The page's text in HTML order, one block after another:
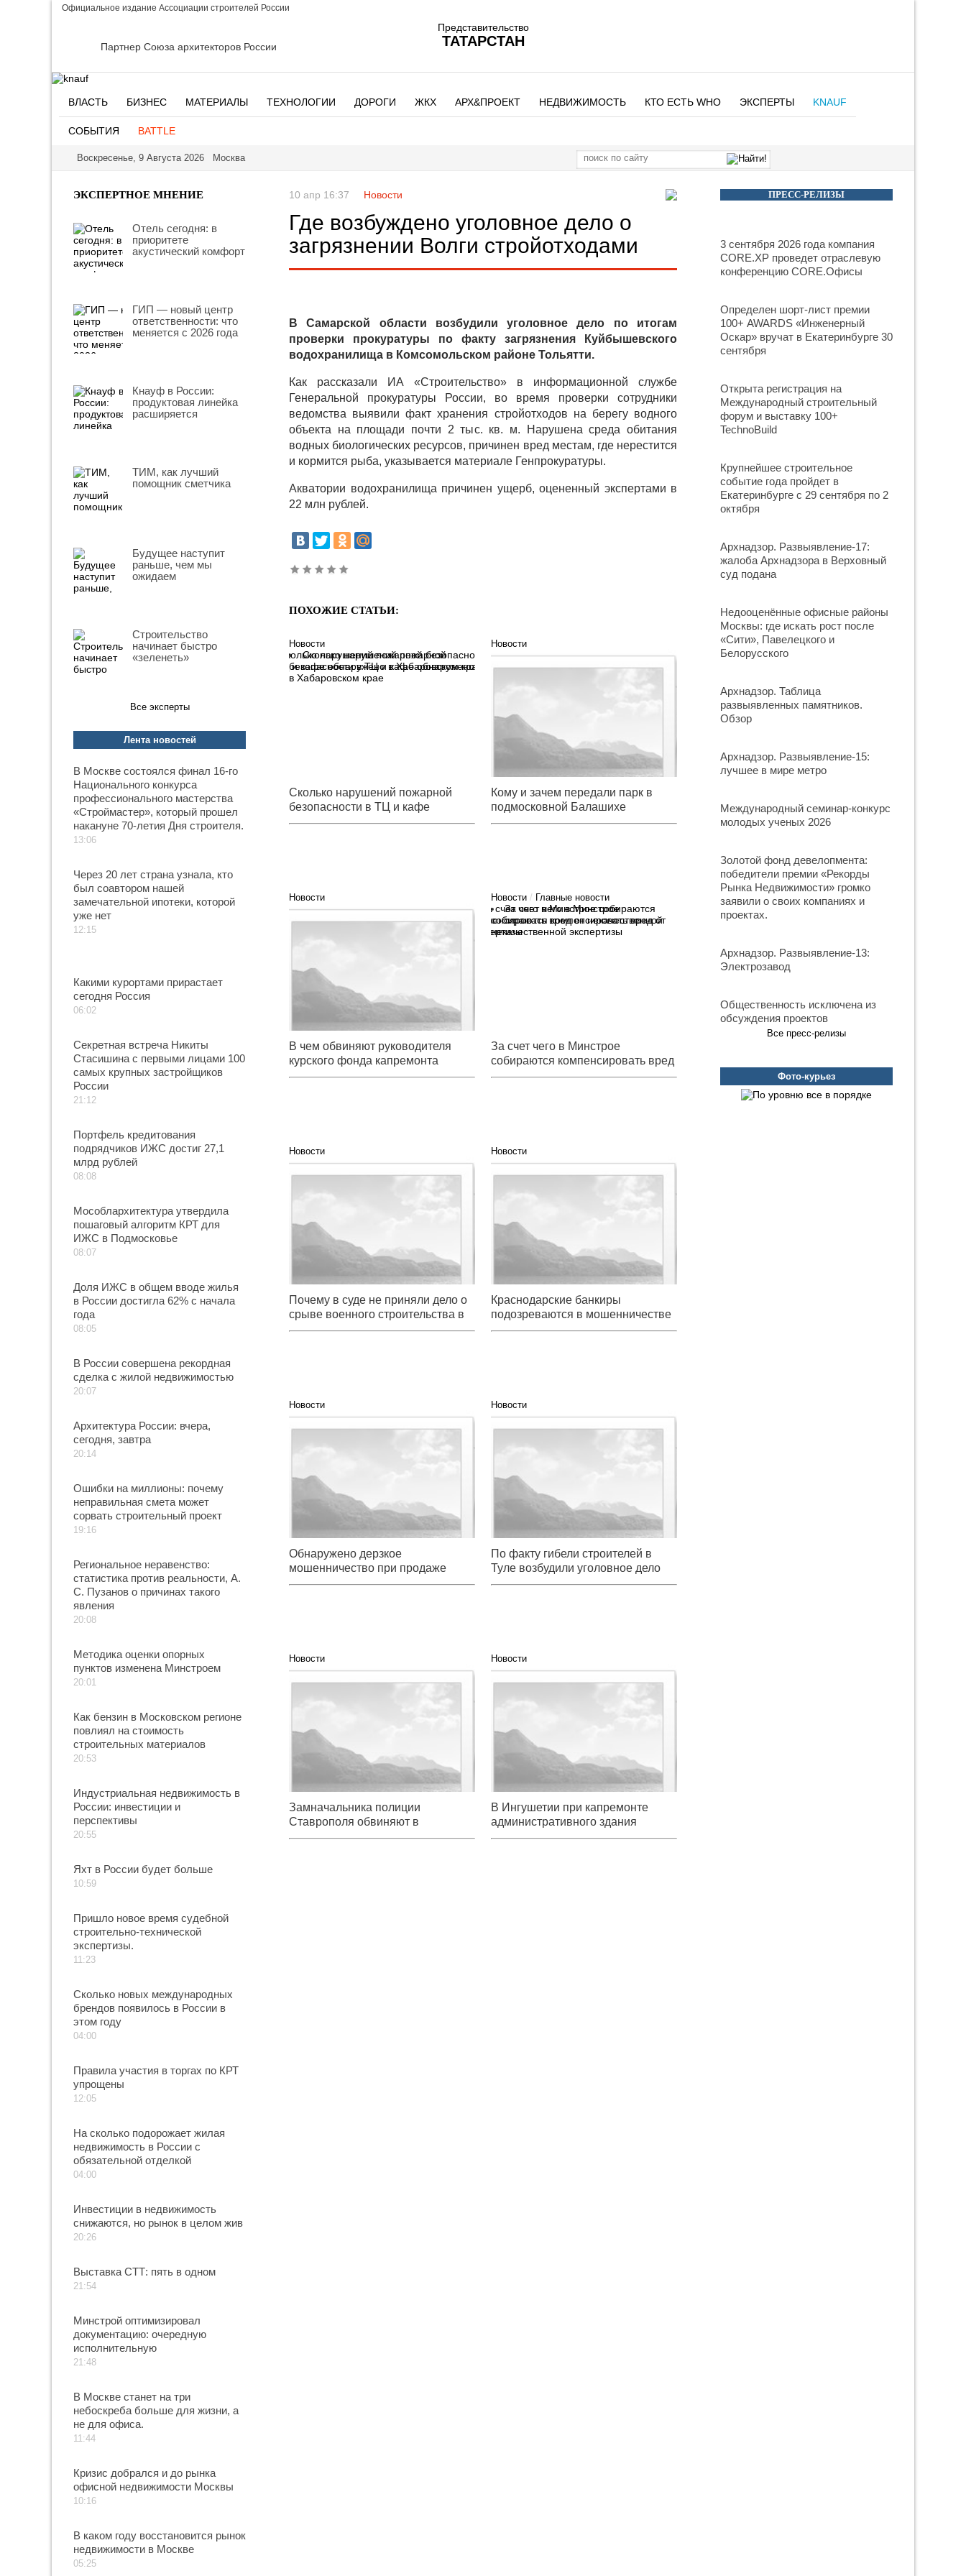
Официальное издание Ассоциации строителей России
Партнер Союза архитекторов России
Представительство
ТАТАРСТАН
ВЛАСТЬ БИЗНЕС МАТЕРИАЛЫ ТЕХНОЛОГИИ ДОРОГИ ЖКХ АРХ&ПРОЕКТ НЕДВИЖИМОСТЬ КТО ЕСТЬ WHO ЭКСПЕРТЫ KNAUF
СОБЫТИЯ BATTLE
Воскресенье, 9 Августа 2026 Москва
ЭКСПЕРТНОЕ МНЕНИЕ
Отель сегодня: в
приоритете
акустический комфорт
ГИП — новый центр
ответственности: что
меняется с 2026 года
Кнауф в России:
продуктовая линейка
расширяется
ТИМ, как лучший
помощник сметчика
Будущее наступит
раньше, чем мы
ожидаем
Строительство
начинает быстро
«зеленеть»
Все эксперты
Лента новостей
В Москве состоялся финал 16-го
Национального конкурса
профессионального мастерства
«Строймастер», который прошел
накануне 70-летия Дня строителя.
13:06
Через 20 лет страна узнала, кто
был соавтором нашей
замечательной ипотеки, которой
уже нет
12:15
Какими курортами прирастает
сегодня Россия
06:02
Секретная встреча Никиты
Стасишина с первыми лицами 100
самых крупных застройщиков
России
21:12
Портфель кредитования
подрядчиков ИЖС достиг 27,1
млрд рублей
08:08
Мособлархитектура утвердила
пошаговый алгоритм КРТ для
ИЖС в Подмосковье
08:07
Доля ИЖС в общем вводе жилья
в России достигла 62% с начала
года
08:05
В России совершена рекордная
сделка с жилой недвижимостью
20:07
Архитектура России: вчера,
сегодня, завтра
20:14
Ошибки на миллионы: почему
неправильная смета может
сорвать строительный проект
19:16
Региональное неравенство:
статистика против реальности, А.
С. Пузанов о причинах такого
явления
20:08
Методика оценки опорных
пунктов изменена Минстроем
20:01
Как бензин в Московском регионе
повлиял на стоимость
строительных материалов
20:53
Индустриальная недвижимость в
России: инвестиции и
перспективы
20:55
Яхт в России будет больше
10:59
Пришло новое время судебной
строительно-технической
экспертизы.
11:23
Сколько новых международных
брендов появилось в России в
этом году
04:00
Правила участия в торгах по КРТ
упрощены
12:05
На сколько подорожает жилая
недвижимость в России с
обязательной отделкой
04:00
Инвестиции в недвижимость
снижаются, но рынок в целом жив
20:26
Выставка СТТ: пять в одном
21:54
Минстрой оптимизировал
документацию: очередную
исполнительную
21:48
В Москве станет на три
небоскреба больше для жизни, а
не для офиса.
11:44
Кризис добрался и до рынка
офисной недвижимости Москвы
10:16
В каком году восстановится рынок
недвижимости в Москве
05:25
10 апр 16:37 Новости
Где возбуждено уголовное дело о
загрязнении Волги стройотходами
В Самарской области возбудили уголовное дело по итогам
проверки прокуратуры по факту загрязнения Куйбышевского
водохранилища в Комсомольском районе Тольятти.
Как рассказали ИА «Строительство» в информационной службе
Генеральной прокуратуры России, во время проверки сотрудники
ведомства выявили факт хранения стройотходов на берегу водного
объекта на площади почти 2 тыс. кв. м. Нарушена среда обитания
водных биологических ресурсов, причинен вред местам, где нерестится
и кормится рыба, указывается материале Генпрокуратуры.
Акватории водохранилища причинен ущерб, оцененный экспертами в
22 млн рублей.
ПОХОЖИЕ СТАТЬИ:
Новости
Сколько нарушений пожарной
безопасности в ТЦ и кафе обнаружено
в Хабаровском крае
Сколько нарушений пожарной
безопасности в ТЦ и кафе
обнаружено в Хабаровском крае
Новости
Кому и зачем передали парк в
подмосковной Балашихе
Кому и зачем передали парк в
подмосковной Балашихе
Новости
В чем обвиняют руководителя
курского фонда капремонта
В чем обвиняют руководителя
курского фонда капремонта
Новости/ Главные новости
За счет чего в Минстрое
собираются компенсировать вред от
некачественной экспертизы
За счет чего в Минстрое
собираются компенсировать вред
от некачественной экспертизы
Новости
Почему в суде не приняли дело о
срыве военного строительства в
Почему в суде не приняли дело о
срыве военного строительства в
Арктике
Новости
Краснодарские банкиры
подозреваются в мошенничестве с
Краснодарские банкиры
подозреваются в мошенничестве
с жильем
Новости
Обнаружено дерзкое
мошенничество при продаже жилья в
Обнаружено дерзкое
мошенничество при продаже
жилья в Хабаровске
Новости
По факту гибели строителей в Туле
возбудили уголовное дело
По факту гибели строителей в
Туле возбудили уголовное дело
Новости
Замначальника полиции
Ставрополя обвиняют в
Замначальника полиции
Ставрополя обвиняют в
мошенничестве с жильем
Новости
В Ингушетии при капремонте
административного здания совершена
В Ингушетии при капремонте
административного здания
совершена крупная кража
ПРЕСС-РЕЛИЗЫ
3 сентября 2026 года компания
CORE.XP проведет отраслевую
конференцию CORE.Офисы
Определен шорт-лист премии
100+ AWARDS «Инженерный
Оскар» вручат в Екатеринбурге 30
сентября
Открыта регистрация на
Международный строительный
форум и выставку 100+
TechnoBuild
Крупнейшее строительное
событие года пройдет в
Екатеринбурге с 29 сентября по 2
октября
Архнадзор. Развыявление-17:
жалоба Архнадзора в Верховный
суд подана
Недооценённые офисные районы
Москвы: где искать рост после
«Сити», Павелецкого и
Белорусского
Архнадзор. Таблица
развыявленных памятников.
Обзор
Архнадзор. Развыявление-15:
лучшее в мире метро
Международный семинар-конкурс
молодых ученых 2026
Золотой фонд девелопмента:
победители премии «Рекорды
Рынка Недвижимости» громко
заявили о своих компаниях и
проектах.
Архнадзор. Развыявление-13:
Электрозавод
Общественность исключена из
обсуждения проектов
Все пресс-релизы
Фото-курьез